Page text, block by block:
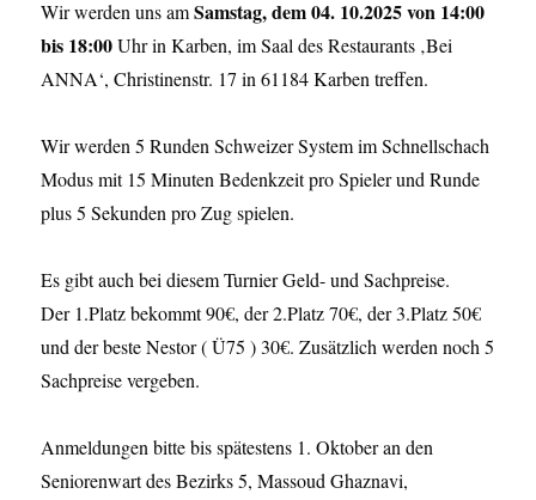
Wir werden uns amSamstag, dem 04. 10.2025 von 14:00
bis 18:00Uhr in Karben, im Saal des Restaurants ‚Bei
ANNA‘, Christinenstr. 17 in 61184 Karben treffen.
Wir werden 5 Runden Schweizer System im Schnellschach
Modus mit 15 Minuten Bedenkzeit pro Spieler und Runde
plus 5 Sekunden pro Zug spielen.
Es gibt auch bei diesem Turnier Geld- und Sachpreise.
Der 1.Platz bekommt 90€, der 2.Platz 70€, der 3.Platz 50€
und der beste Nestor ( Ü75 ) 30€. Zusätzlich werden noch 5
Sachpreise vergeben.
Anmeldungen bitte bis spätestens 1. Oktober an den
Seniorenwart des Bezirks 5, Massoud Ghaznavi,